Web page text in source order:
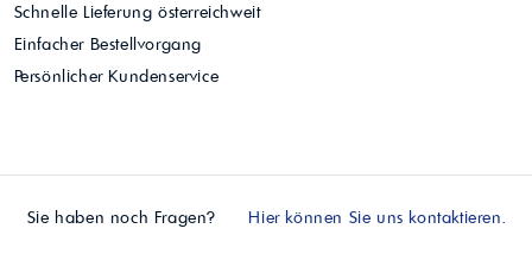
Schnelle Lieferung österreichweit
Einfacher Bestellvorgang
Persönlicher Kundenservice
Sie haben noch Fragen? Hier können Sie uns kontaktieren.